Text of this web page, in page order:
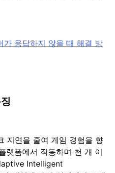
가 응답하지 않을 때 해결 방
지연을 줄여 게임 경험을 향
랫폼에서 작동하며 천 개 이
Intelligent